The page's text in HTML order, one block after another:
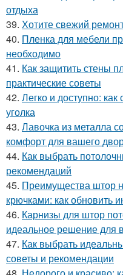
отдыха
39. Хотите свежий
40. Пленка для мебели
необходимо
41. Как защитить стены
практические советы
42. Легко и доступно:
уголка
43. Лавочка из металла
комфорт для вашего
44. Как выбрать
рекомендаций
45. Преимущества штор
крючками: как обновить
46. Карнизы для штор
идеальное решение для
47. Как выбрать
советы и рекомендации